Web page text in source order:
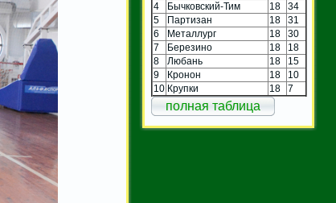
4
Бычковский-Тим 18
34
5
Партизан 18
31
6
Металлург 18
30
7
Березино 18
18
8
Любань 18
15
9
Кронон 18
10
10 Крупки 18 7
полная таблица